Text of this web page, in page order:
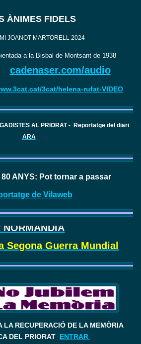
ÀNIMES FIDELS
JOANOT MARTORELL 2024
a la Bisbal de Montsant de 1938
cadenaser.com/audio
3cat/helena-rufat-VIDEO
AL PRIORAT - Reportatge del diari
ARA
ANYS: Pot tornar a passar
de Vilaweb
NORMANDIA
Segona Guerra Mundial
LA RECUPERACIÓ DE LA MEMÒRIA
DEL PRIORAT ENTRAR